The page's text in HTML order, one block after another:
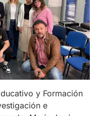
y Formación
e